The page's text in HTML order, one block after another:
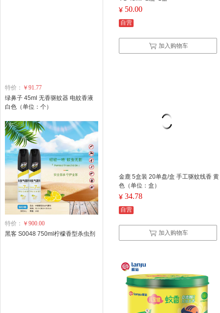
¥ 50.00
自营
加入购物车
金鹿 5盒装 20单盘/盒 手工驱蚊线香 黄
色（单位：盒）
¥ 34.78
自营
加入购物车
特价： ￥91.77
绿鼻子 45ml 无香驱蚊器 电蚊香液
白色（单位：个）
特价： ￥900.00
黑客 S0048 750ml柠檬香型杀虫剂